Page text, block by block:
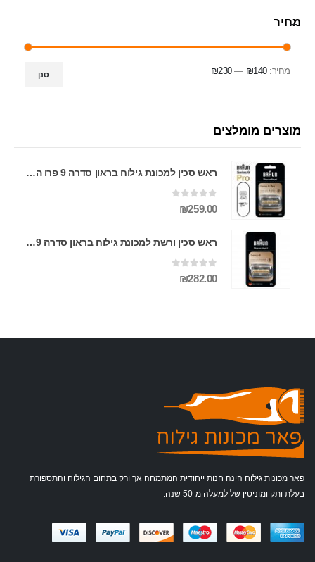
מחיר
סנן מחיר:₪140
—
₪230
מוצרים מומלצים
ראש סכין למכונת גילוח בראון סדרה 9 פרו החדשה BRAUN PRO 94M ראש סכין ורשת למכונת גילוח בראון פרו החדשה סדרה 9 BRAUN PRO 94M
0מתוך 5₪259.00
ראש סכין ורשת למכונת גילוח בראון סדרה 9 BRAUN 92S
0מתוך 5₪282.00
פאר מכונות גילוח הינה חנות ייחודית המתמחה אך ורק בתחום הגילוח והתספורת
בעלת ותק ומוניטין של למעלה מ-50 שנה.